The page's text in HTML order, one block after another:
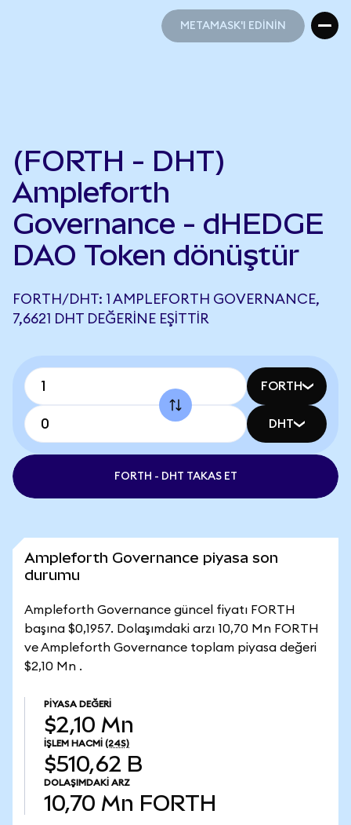
METAMASK'I EDİNİN
(FORTH - DHT)
Ampleforth
Governance - dHEDGE
DAO Token dönüştür
FORTH/DHT: 1 AMPLEFORTH GOVERNANCE,
7,6621 DHT DEĞERINE EŞITTIR
FORTH
DHT
FORTH - DHT TAKAS ET
Ampleforth Governance piyasa son
durumu
Ampleforth Governance güncel fiyatı FORTH
başına $0,1957. Dolaşımdaki arzı 10,70 Mn FORTH
ve Ampleforth Governance toplam piyasa değeri
$2,10 Mn .
PIYASA DEĞERI
$2,10 Mn
İŞLEM HACMI (24S)
$510,62 B
DOLAŞIMDAKI ARZ
10,70 Mn FORTH